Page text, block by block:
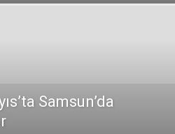
Samsun’da